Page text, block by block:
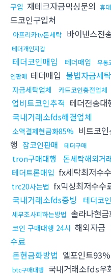
구입 재테크자금믹싱문의 휴
드코인구입처
아프리카tv돈세탁 바이낸스전
테더개인지갑
테더코인매입 테더매입 무통
인판매 테더매입 불법자금세탁
자금세탁업체 카드코인충전업체
업비트코인추적 테더전송대
국내거래소fds해결업체
소액결제현금화85% 비트코
행 잡코인판매 테더구매
tron구매대행
돈세탁해외거
테더트론매입 fx세탁최저수
trc20사는법 fx믹싱최저수수
국내거래소fds증빙 테더코
세무조사피하는방법 솔라나현
코인 구매대행 24시 해외자금
수료
돈현금화방법 엘포인트93%
btc구매대행 국내거래소fds우